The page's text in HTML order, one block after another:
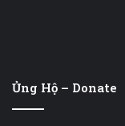
Ủng Hộ – Donate